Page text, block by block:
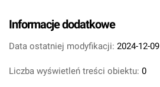
Informacje dodatkowe
Data ostatniej modyfikacji: 2024-12-09
Liczba wyświetleń treści obiektu: 0